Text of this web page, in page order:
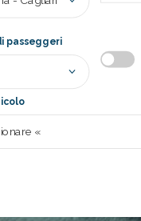
passeggeri